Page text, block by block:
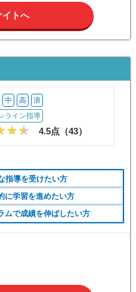
イトへ
中 高 浪
ライン指導
4.5点（43）
指導を受けたい方
に学習を進めたい方
ムで成績を伸ばしたい方